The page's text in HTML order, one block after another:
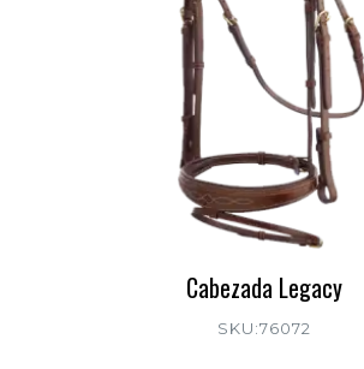
Cabezada Legacy
SKU:76072